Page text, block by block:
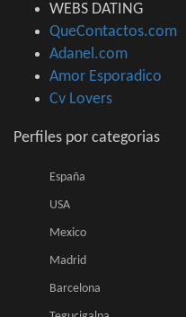
WEBS DATING
QueContactos.com
Adanel.com
Amor Esporadico
Cv Lovers
Perfiles por categorias
España
USA
Mexico
Madrid
Barcelona